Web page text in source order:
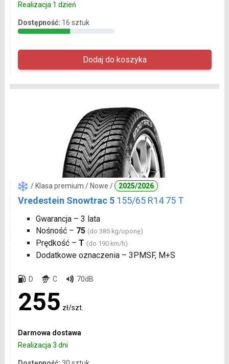
Realizacja 1 dzień
Dostępność: 16 sztuk
/ Klasa premium / Nowe / 2025/2026
Vredestein Snowtrac 5 155/65 R14 75 T
Gwarancja – 3 lata
Nośność – 75 (do 385 kg/oponę)
Prędkość – T (do 190 km/h)
Dodatkowe oznaczenia – 3PMSF, M+S
D C 70dB
255 zł/szt.
Darmowa dostawa
Realizacja 3 dni